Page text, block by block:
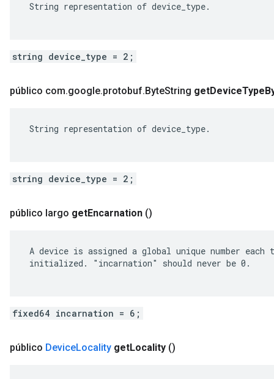
String representation of device_type.
string device_type = 2;
público com.google.protobuf.ByteString getDeviceType
String representation of device_type.
string device_type = 2;
público largo getEncarnation ()
A device is assigned a global unique number
initialized. "incarnation" should never be 0.
fixed64 incarnation = 6;
público DeviceLocality getLocality ()